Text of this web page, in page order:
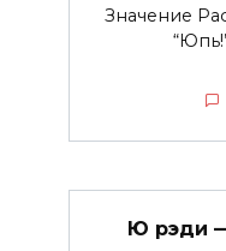
Значение
Ю рэди